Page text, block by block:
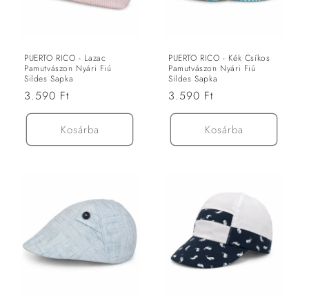
PUERTO RICO - Lazac
Pamutvászon Nyári Fiú
Sildes Sapka
Normál
ár
3.590 Ft
Kosárba
PUERTO RICO - Kék Csíkos
Pamutvászon Nyári Fiú
Sildes Sapka
Normál
ár
3.590 Ft
Kosárba